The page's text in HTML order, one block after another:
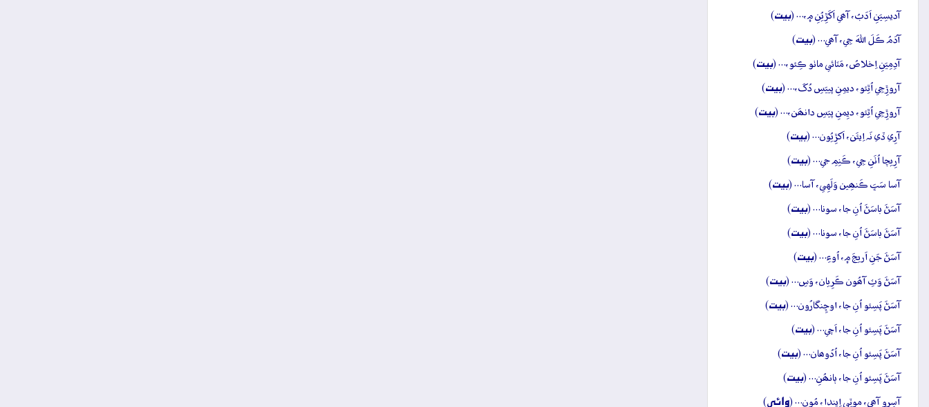
آديسِيَنِ اَدَبُ، آھي اَکَڙِيُنِ ۾،… (بيت)
آدَمُ ڪَلَ اللهَ جِي، آھي… (بيت)
آدِمِيَنِ اِخلاصُ، مَٽائي ماٺو ڪِئو،… (بيت)
آروڙِجِي اُٿِئو، ديمِنِ پييَسِ دُکَ،… (بيت)
آروڙِجِي اُٿِئو، ديِمنِ پيَسِ دانھَن،… (بيت)
آرِي ڏي نَہ اِيئَن، اَکڙِيُون… (بيت)
آرِيچا اُٺَنِ جِي، ڪَنِمِ جي… (بيت)
آسا سَڀَ ڪَنھِين وَلَهِي، آسا… (بيت)
آسَڻَ باسَڻَ اُنِ جا، سونا… (بيت)
آسَڻَ باسَڻَ اُنِ جا، سونا… (بيت)
آسَڻَ جَنِ اَريجَ ۾، اُوءِ… (بيت)
آسَڻَ وَٽِ آھُون ڪَرِيان، وَسِ… (بيت)
آسَڻَ پَسِئو اُنِ جا، اوڇِنگارُون… (بيت)
آسَڻَ پَسِئو اُنِ جا، اَچي… (بيت)
آسَڻَ پَسِئو اُنِ جا، اُدُوھان… (بيت)
آسَڻَ پَسِئو اُنِ جا، ٻانھُنِ… (بيت)
آسِرو آھي، موٽِي اِيندا، مُون… (وائِي)